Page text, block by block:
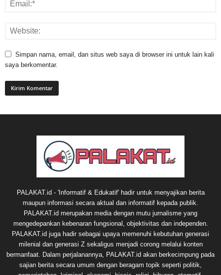
Simpan nama, email, dan situs web saya di browser ini untuk lain kali
saya berkomentar.
PALAKAT.id - 'Informatif & Edukatif' hadir untuk menyajikan berita
maupun informasi secara aktual dan informatif kepada publik.
PALAKAT.id merupakan media dengan mutu jurnalisme yang
mengedepankan kebenaran fungsional, objektivitas dan independen.
PALAKAT.id juga hadir sebagai upaya memenuhi kebutuhan generasi
milenial dan generasi Z sekaligus menjadi corong melalui konten
bermanfaat. Dalam perjalanannya, PALAKAT.id akan berkecimpung pada
sajian berita secara umum dengan beragam topik seperti politik,